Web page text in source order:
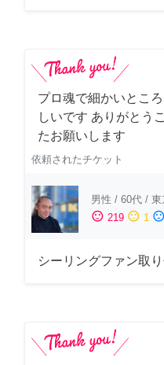
プロ魂で細かいとこ
しいです ありがとう
たお願いします
依頼されたチケット
男性 / 60代 / 東
sentiment_satisfied 219 sentiment_neutral 1 sentiment_dissatisfied
シーリングファン取